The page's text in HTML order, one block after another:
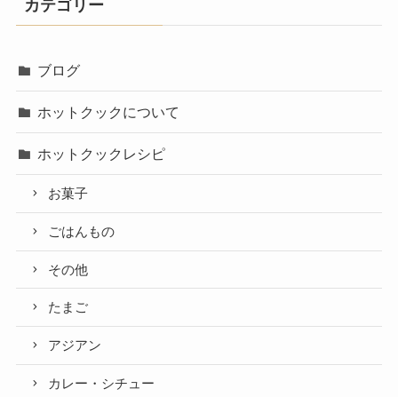
カテゴリー
ブログ
ホットクックについて
ホットクックレシピ
お菓子
ごはんもの
その他
たまご
アジアン
カレー・シチュー